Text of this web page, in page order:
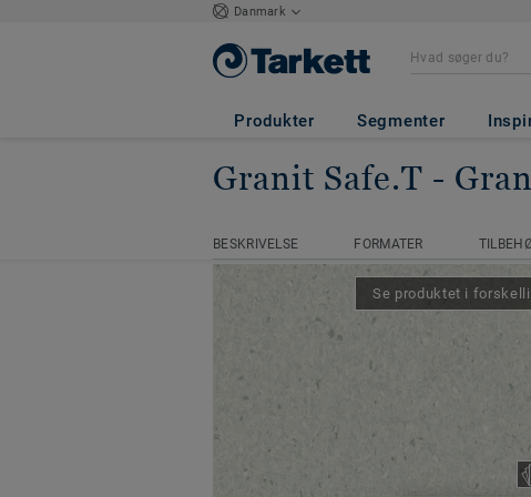
Danmark
Produkter Segmenter
Granit Safe.T -
BESKRIVELSE FORMATER
Hjemmeside Homogene vinylgulve
Se produktet i